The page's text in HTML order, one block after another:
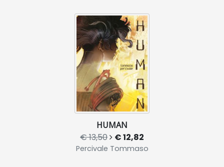
HUMAN
€ 13,50 € 12,82
Percivale Tommaso